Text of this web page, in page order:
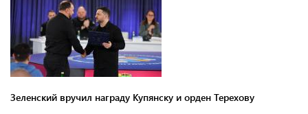
Зеленский вручил награду Купянску и орден Терехову